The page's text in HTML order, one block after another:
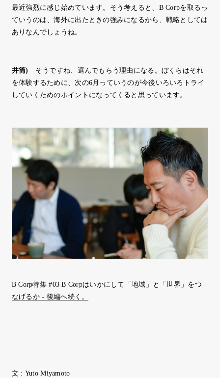
最近強烈に感じ始めています。そう考えると、B Corpを取るっ
ていうのは、海外に出たときの強みになるから、戦略としては
ありなんでしょうね。
井筒)
そうですね、選んでもらう理由になる。ぼくらはそれ
を体験するために、次の6月っていうのが今後いろいろトライ
していくためのポイントになってくると思っています。
B Corp特集 #03 B Corpはいかにして「地域」と「世界」をつ
なげるか - 後編へ続く。
文 : Yuto Miyamoto